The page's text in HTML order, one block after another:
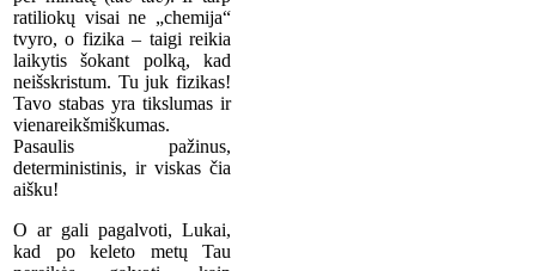
ratiliokų visai ne „chemija“
tvyro, o fizika – taigi reikia
laikytis šokant polką, kad
neišskristum. Tu juk fizikas!
Tavo stabas yra tikslumas ir
vienareikšmiškumas.
Pasaulis pažinus,
deterministinis, ir viskas čia
aišku!
O ar gali pagalvoti, Lukai,
kad po keleto metų Tau